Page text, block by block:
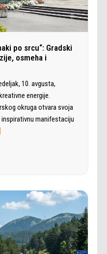
po srcu“: Gradski
osmeha i
10. avgusta,
energije.
okruga otvara svoja
manifestaciju